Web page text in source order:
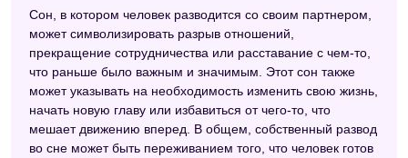
Сон, в котором человек разводится со своим партнером,
может символизировать разрыв отношений,
прекращение сотрудничества или расставание с чем-то,
что раньше было важным и значимым. Этот сон также
может указывать на необходимость изменить свою жизнь,
начать новую главу или избавиться от чего-то, что
мешает движению вперед. В общем, собственный развод
во сне может быть переживанием того, что человек готов